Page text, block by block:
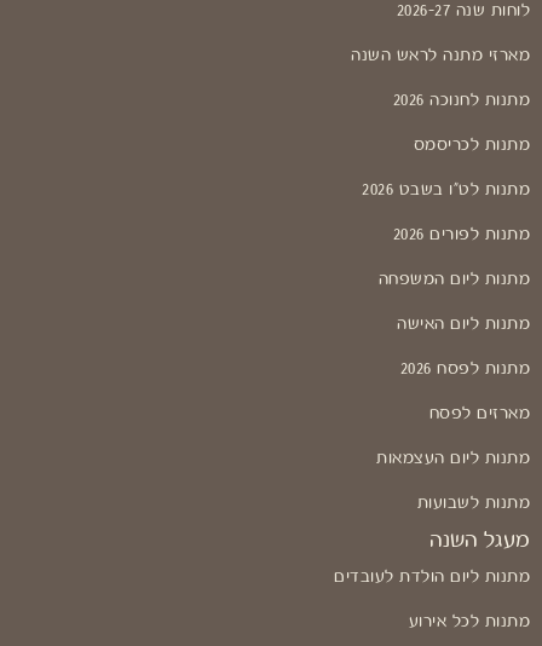
לוחות שנה 2026-27
מארזי מתנה לראש השנה
מתנות לחנוכה 2026
מתנות לכריסמס
מתנות לט"ו בשבט 2026
מתנות לפורים 2026
מתנות ליום המשפחה
מתנות ליום האישה
מתנות לפסח 2026
מארזים לפסח
מתנות ליום העצמאות
מתנות לשבועות
מעגל השנה
מתנות ליום הולדת לעובדים
מתנות לכל אירוע